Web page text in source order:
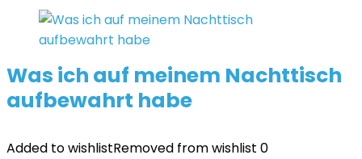
Was ich auf meinem Nachttisch
aufbewahrt habe
Added to wishlistRemoved from wishlist 0